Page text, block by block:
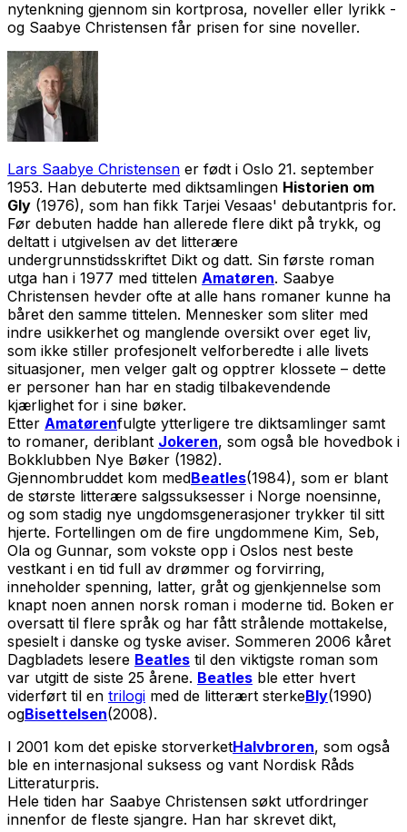
nytenkning gjennom sin kortprosa, noveller eller lyrikk -
og Saabye Christensen får prisen for sine noveller.
Lars Saabye Christensen er født i Oslo 21. september
1953. Han debuterte med diktsamlingen Historien om
Gly (1976), som han fikk Tarjei Vesaas' debutantpris for.
Før debuten hadde han allerede flere dikt på trykk, og
deltatt i utgivelsen av det litterære
undergrunnstidsskriftet Dikt og datt. Sin første roman
utga han i 1977 med tittelen Amatøren. Saabye
Christensen hevder ofte at alle hans romaner kunne ha
båret den samme tittelen. Mennesker som sliter med
indre usikkerhet og manglende oversikt over eget liv,
som ikke stiller profesjonelt velforberedte i alle livets
situasjoner, men velger galt og opptrer klossete – dette
er personer han har en stadig tilbakevendende
kjærlighet for i sine bøker.
Etter Amatørenfulgte ytterligere tre diktsamlinger samt
to romaner, deriblant Jokeren, som også ble hovedbok i
Bokklubben Nye Bøker (1982).
Gjennombruddet kom medBeatles(1984), som er blant
de største litterære salgssuksesser i Norge noensinne,
og som stadig nye ungdomsgenerasjoner trykker til sitt
hjerte. Fortellingen om de fire ungdommene Kim, Seb,
Ola og Gunnar, som vokste opp i Oslos nest beste
vestkant i en tid full av drømmer og forvirring,
inneholder spenning, latter, gråt og gjenkjennelse som
knapt noen annen norsk roman i moderne tid. Boken er
oversatt til flere språk og har fått strålende mottakelse,
spesielt i danske og tyske aviser. Sommeren 2006 kåret
Dagbladets lesere Beatles til den viktigste roman som
var utgitt de siste 25 årene. Beatles ble etter hvert
viderført til en trilogi med de litterært sterkeBly(1990)
ogBisettelsen(2008).
I 2001 kom det episke storverketHalvbroren, som også
ble en internasjonal suksess og vant Nordisk Råds
Litteraturpris.
Hele tiden har Saabye Christensen søkt utfordringer
innenfor de fleste sjangre. Han har skrevet dikt,